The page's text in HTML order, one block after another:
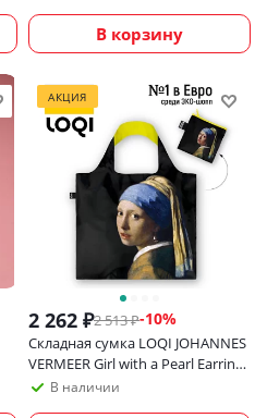
В корзину
АКЦИЯ
2 262 ₽2 513₽-10%
Складная сумка LOQI JOHANNES
VERMEER Girl with a Pearl Earring
NeonВ наличии